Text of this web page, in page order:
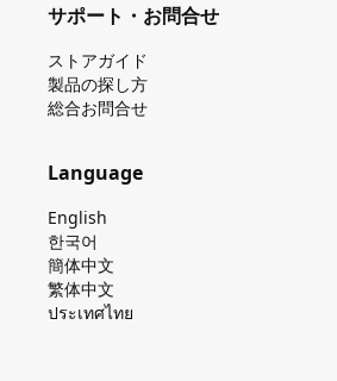
サポート・お問合せ
ストアガイド
製品の探し⽅
総合お問合せ
Language
English
한국어
簡体中文
繁体中文
ประเทศไทย